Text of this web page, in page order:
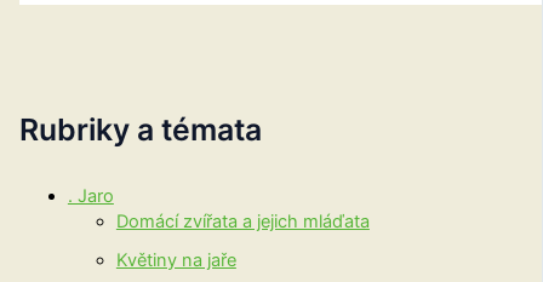
Rubriky a témata
. Jaro
Domácí zvířata a jejich mláďata
Květiny na jaře